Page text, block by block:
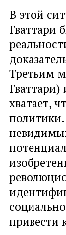
В этой
Гваттари
Третьим
хватает,
привести